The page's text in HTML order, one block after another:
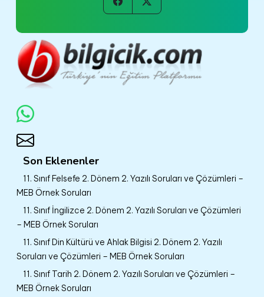
Son Eklenenler
11. Sınıf Felsefe 2. Dönem 2. Yazılı Soruları ve Çözümleri –
MEB Örnek Soruları
11. Sınıf İngilizce 2. Dönem 2. Yazılı Soruları ve Çözümleri
– MEB Örnek Soruları
11. Sınıf Din Kültürü ve Ahlak Bilgisi 2. Dönem 2. Yazılı
Soruları ve Çözümleri – MEB Örnek Soruları
11. Sınıf Tarih 2. Dönem 2. Yazılı Soruları ve Çözümleri –
MEB Örnek Soruları